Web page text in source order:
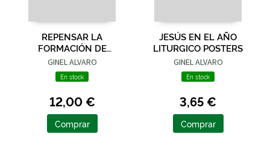
REPENSAR LA
FORMACIÓN DE
CATEQUISTAS
GINEL ALVARO
En stock
12,00 €
Comprar
JESÚS EN EL AÑO
LITURGICO POSTERS
GINEL ALVARO
En stock
3,65 €
Comprar